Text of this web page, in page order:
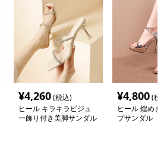
¥4,260(税込)
ヒール キラキラビジュ
ー飾り付き美脚サンダル
¥4,800(税
ヒール 煌めき
プサンダル